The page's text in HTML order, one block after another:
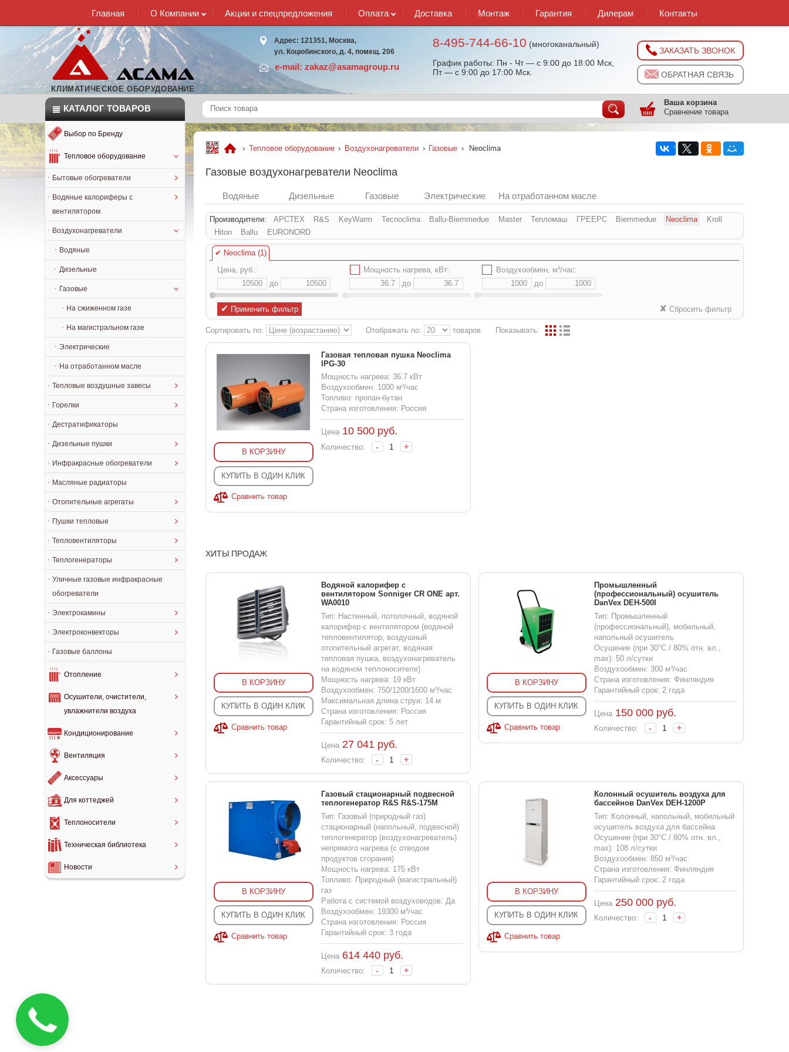
Главная О Компании Акции и спецпредложения Оплата Доставка Монтаж Гарантия Дилерам Контакты
КЛИМАТИЧЕСКОЕ ОБОРУДОВАНИЕ
Адрес: 121351, Москва,
ул. Коцюбинского, д. 4, помещ. 206
e-mail: zakaz@asamagroup.ru
8-495-744-66-10 (многоканальный)
График работы: Пн - Чт — с 9:00 до 18:00 Мск,
Пт — с 9:00 до 17:00 Мск.
ЗАКАЗАТЬ ЗВОНОК
ОБРАТНАЯ СВЯЗЬ
КАТАЛОГ ТОВАРОВ
Ваша корзина
Сравнение товара
Выбор по Бренду
Тепловое оборудование
Бытовые обогреватели
Водяные калориферы с
вентилятором
Воздухонагреватели
Водяные
Дизельные
Газовые
На сжиженном газе
На магистральном газе
Электрические
На отработанном масле
Тепловые воздушные завесы
Горелки
Дестратификаторы
Дизельные пушки
Инфракрасные обогреватели
Масляные радиаторы
Отопительные агрегаты
Пушки тепловые
Тепловентиляторы
Теплогенераторы
Уличные газовые инфракрасные
обогреватели
Электрокамины
Электроконвекторы
Газовые баллоны
Отопление
Осушители, очистители,
увлажнители воздуха
Кондиционирование
Вентиляция
Аксессуары
Для коттеджей
Теплоносители
Техническая библиотека
Новости
› Тепловое оборудование › Воздухонагреватели › Газовые › Neoclima
Газовые воздухонагреватели Neoclima
Водяные Дизельные Газовые Электрические На отработанном масле
Производители: АРСТЕХ R&S KeyWarm Tecnoclima Ballu-Biemmedue Master Тепломаш ГРЕЕРС Biemmedue Neoclima
Kroll
Hiton
Ballu EURONORD
✔ Neoclima (1)
Цена, руб.:
до
Мощность нагрева, кВт:
до
Воздухообмен, м³/час:
до
✔ Применить фильтр ✘ Сбросить фильтр
Сортировать по: Отображать по: товаров Показывать:
В КОРЗИНУ
КУПИТЬ В ОДИН КЛИК
Сравнить товар
Газовая тепловая пушка Neoclima
IPG-30
Мощность нагрева: 36.7 кВт
Воздухообмен: 1000 м³/час
Топливо: пропан-бутан
Страна изготовления: Россия
Цена 10 500руб.
Количество: - +
ХИТЫ ПРОДАЖ
В КОРЗИНУ
КУПИТЬ В ОДИН КЛИК
Сравнить товар
Водяной калорифер с
вентилятором Sonniger CR ONE арт.
WA0010
Тип: Настенный, потолочный, водяной
калорифер с вентилятором (водяной
тепловентилятор, воздушный
отопительный агрегат, водяная
тепловая пушка, воздухонагреватель
на водяном теплоносителе)
Мощность нагрева: 19 кВт
Воздухообмен: 750/1200/1600 м³/час
Максимальная длина струи: 14 м
Страна изготовления: Россия
Гарантийный срок: 5 лет
Цена 27 041 руб.
Количество: - +
В КОРЗИНУ
КУПИТЬ В ОДИН КЛИК
Сравнить товар
Промышленный
(профессиональный) осушитель
DanVex DEH-500I
Тип: Промышленный
(профессиональный), мобильный,
напольный осушитель
Осушение (при 30°С / 80% отн. вл.,
max): 50 л/сутки
Воздухообмен: 300 м³/час
Страна изготовления: Финляндия
Гарантийный срок: 2 года
Цена 150 000руб.
Количество: - +
В КОРЗИНУ
КУПИТЬ В ОДИН КЛИК
Сравнить товар
Газовый стационарный подвесной
теплогенератор R&S R&S-175M
Тип: Газовый (природный газ)
стационарный (напольный, подвесной)
теплогенератор (воздухонагреватель)
непрямого нагрева (с отводом
продуктов сгорания)
Мощность нагрева: 175 кВт
Топливо: Природный (магистральный)
газ
Работа с системой воздуховодов: Да
Воздухообмен: 19300 м³/час
Страна изготовления: Россия
Гарантийный срок: 3 года
Цена 614 440руб.
Количество: - +
В КОРЗИНУ
КУПИТЬ В ОДИН КЛИК
Сравнить товар
Колонный осушитель воздуха для
бассейнов DanVex DEH-1200P
Тип: Колонный, напольный, мобильный
осушитель воздуха для бассейна
Осушение (при 30°С / 80% отн. вл.,
max): 108 л/сутки
Воздухообмен: 850 м³/час
Страна изготовления: Финляндия
Гарантийный срок: 2 года
Цена 250 000руб.
Количество: - +